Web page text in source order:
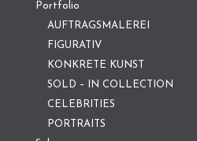
Portfolio
AUFTRAGSMALEREI
FIGURATIV
KONKRETE KUNST
SOLD – IN COLLECTION
CELEBRITIES
PORTRAITS